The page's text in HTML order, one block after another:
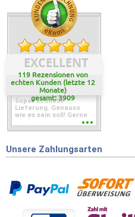
EXCELLENT
119 Rezensionen von
echten Kunden (letzte 12
Monate)
gesamt: 3909
Super schnelle
Lieferung. Genauso
wie es sein soll! Gerne
wieder wenn ich was
Unsere Zahlungsarten